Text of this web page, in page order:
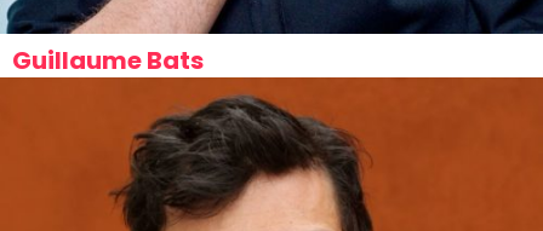
Guillaume Bats